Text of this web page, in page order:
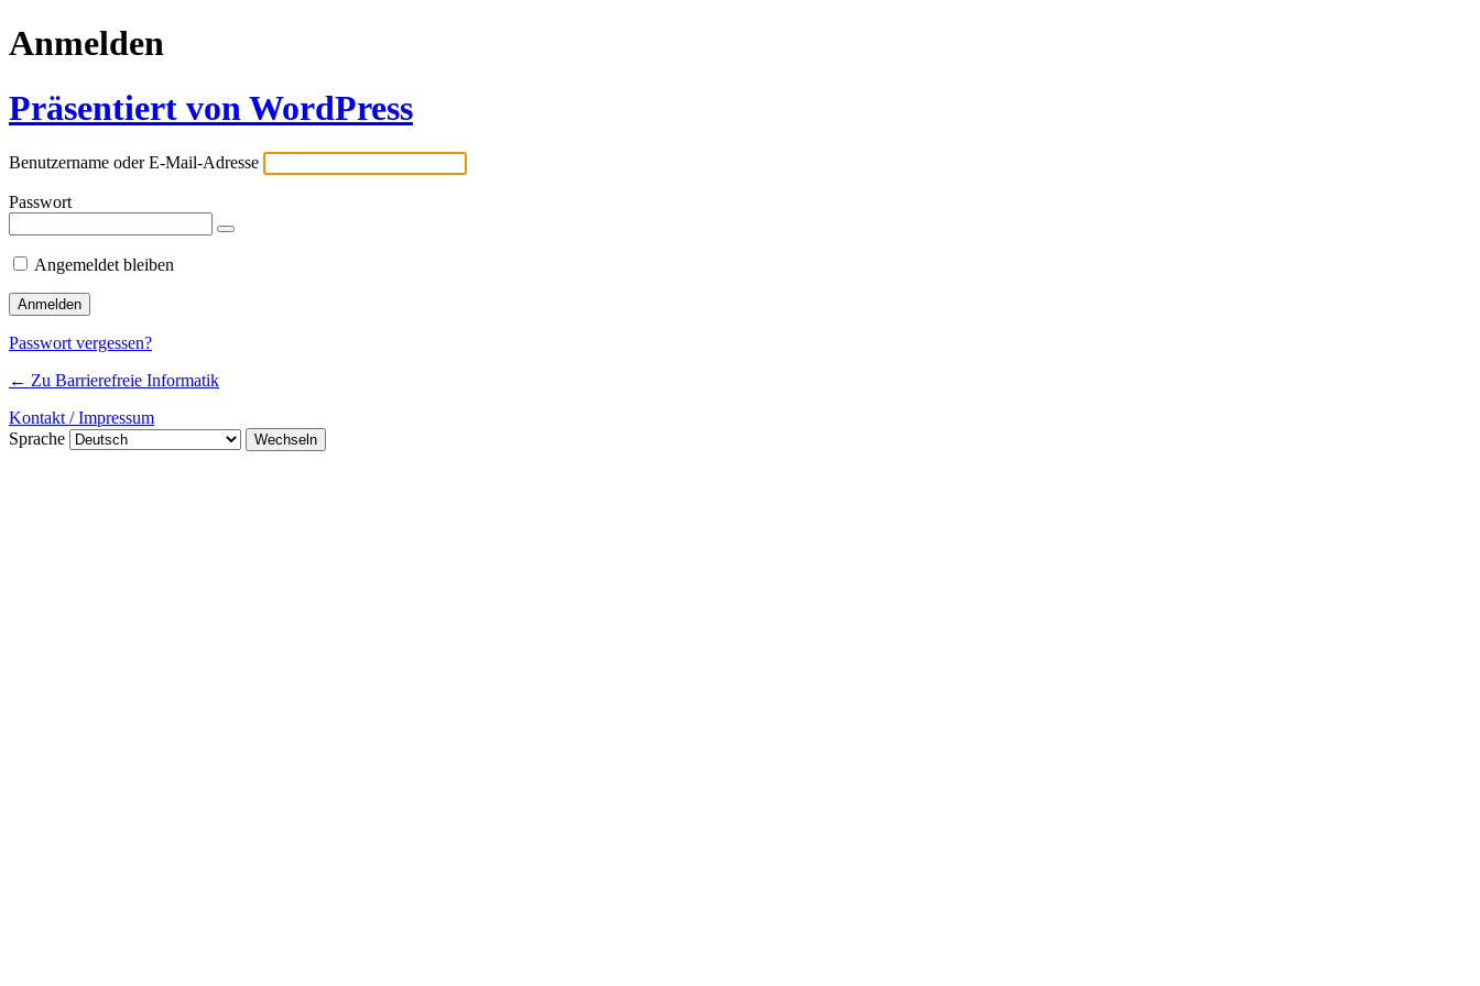
Anmelden
Präsentiert von WordPress
Benutzername oder E-Mail-Adresse
Passwort
Angemeldet bleiben
Passwort vergessen?
← Zu Barrierefreie Informatik
Kontakt / Impressum
Sprache